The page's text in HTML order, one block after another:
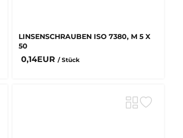
LINSENSCHRAUBEN ISO 7380, M 5 X
50
0,14EUR / Stück